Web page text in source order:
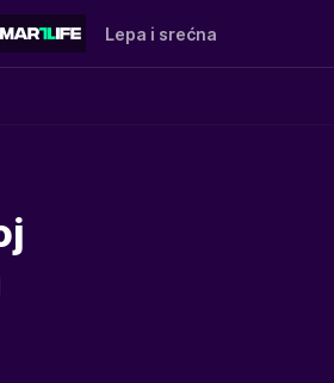
Lepa i srećna